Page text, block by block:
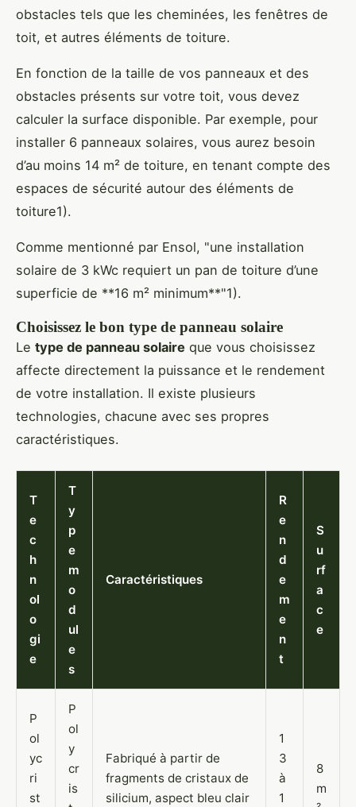
obstacles tels que les cheminées, les fenêtres de
toit, et autres éléments de toiture.
En fonction de la taille de vos panneaux et des
obstacles présents sur votre toit, vous devez
calculer la surface disponible. Par exemple, pour
installer 6 panneaux solaires, vous aurez besoin
d’au moins 14 m² de toiture, en tenant compte des
espaces de sécurité autour des éléments de
toiture1).
Comme mentionné par Ensol, "une installation
solaire de 3 kWc requiert un pan de toiture d’une
superficie de **16 m² minimum**"1).
Choisissez le bon type de panneau solaire
Le type de panneau solaire que vous choisissez
affecte directement la puissance et le rendement
de votre installation. Il existe plusieurs
technologies, chacune avec ses propres
caractéristiques.
T
e
c
h
n
ol
o
gi
e
T
y
p
e
m
o
d
ul
e
s
Caractéristiques
R
e
n
d
e
m
e
n
t
S
u
rf
a
c
e
P
ol
yc
ri
st
P
ol
y
cr
is
Fabriqué à partir de
fragments de cristaux de
silicium, aspect bleu clair
1
3
à
1
8
m